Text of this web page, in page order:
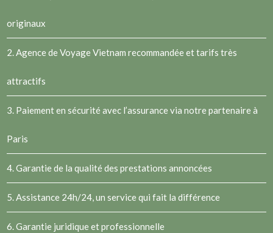
originaux
2.Agence de Voyage Vietnam recommandée et tarifs très
attractifs
3. Paiement en sécurité avec l’assurance via notre partenaire à
Paris
4. Garantie de la qualité des prestations annoncées
5. Assistance 24h/24, un service qui fait la différence
6. Garantie juridique et professionnelle